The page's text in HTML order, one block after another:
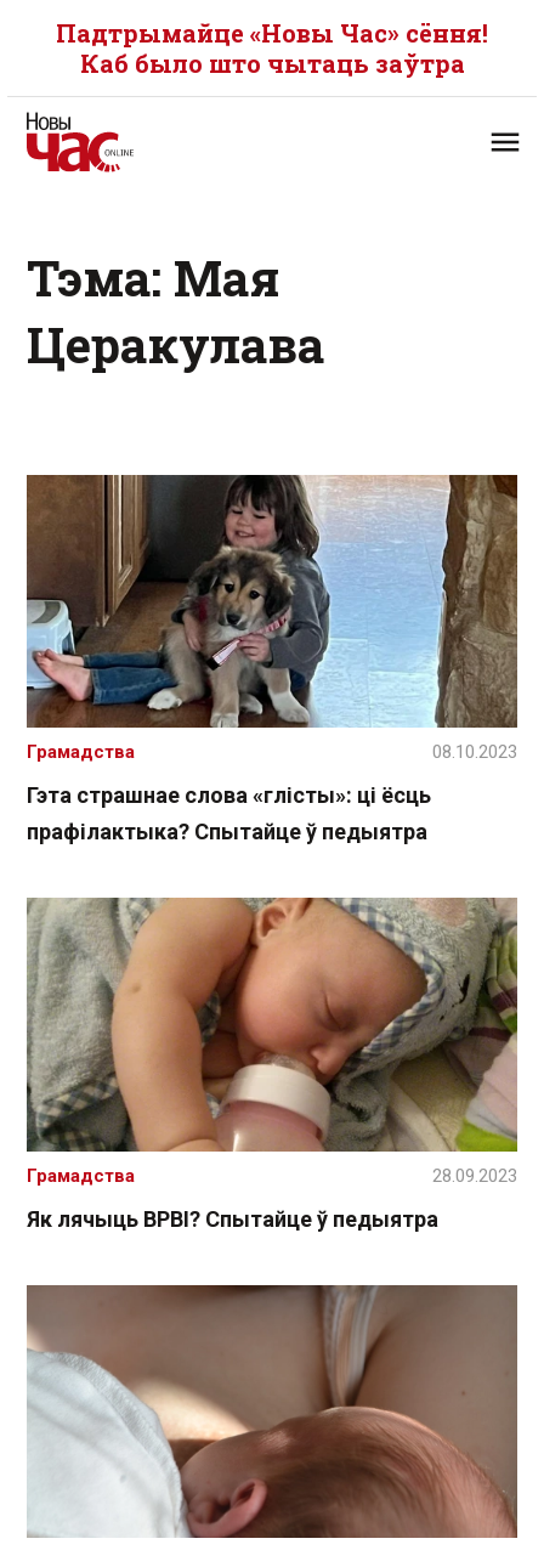
Падтрымайце «Новы Час» сёння!
Каб было што чытаць заўтра
Тэма: Мая
Церакулава
Гэта страшнае слова «глісты»: ці ёсць
прафілактыка? Спытайце ў педыятра
Грамадства 08.10.2023
Як лячыць ВРВІ? Спытайце ў педыятра
Грамадства 28.09.2023